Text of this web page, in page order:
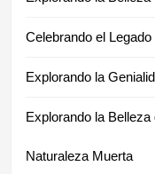
Celebrando el
Explorando la
Explorando la
Naturaleza Muerta